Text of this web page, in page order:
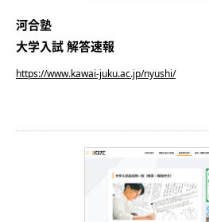
河合塾
大学入試 解答速報
https://www.kawai-juku.ac.jp/nyushi/